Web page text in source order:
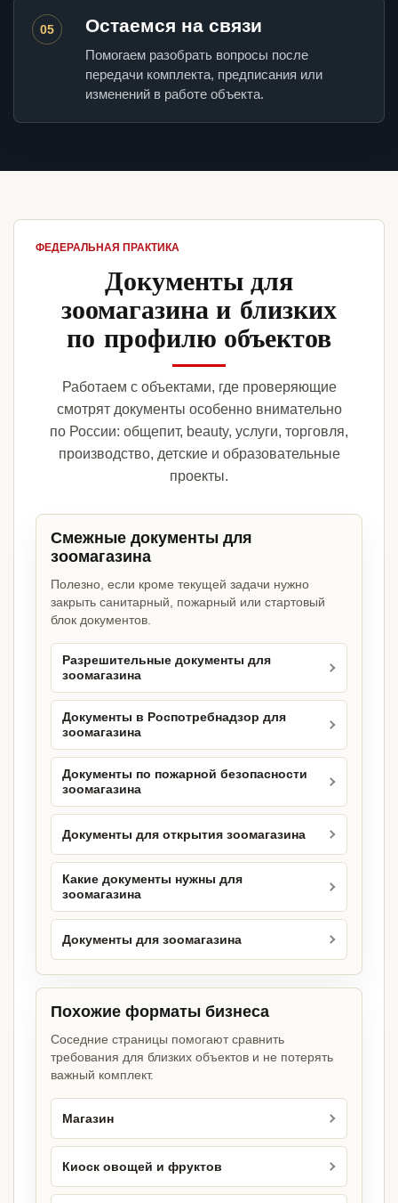
05 Остаемся на связи
Помогаем разобрать вопросы после
передачи комплекта, предписания или
изменений в работе объекта.
ФЕДЕРАЛЬНАЯ ПРАКТИКА
Документы для
зоомагазина и близких
по профилю объектов
Работаем с объектами, где проверяющие
смотрят документы особенно внимательно
по России: общепит, beauty, услуги, торговля,
производство, детские и образовательные
проекты.
Смежные документы для
зоомагазина
Полезно, если кроме текущей задачи нужно
закрыть санитарный, пожарный или стартовый
блок документов.
Разрешительные документы для
зоомагазина
Документы в Роспотребнадзор для
зоомагазина
Документы по пожарной безопасности
зоомагазина
Документы для открытия зоомагазина
Какие документы нужны для
зоомагазина
Документы для зоомагазина
Похожие форматы бизнеса
Соседние страницы помогают сравнить
требования для близких объектов и не потерять
важный комплект.
Магазин
Киоск овощей и фруктов